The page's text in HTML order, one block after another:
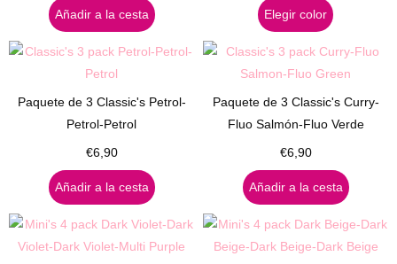
Añadir a la cesta Elegir color
Paquete de 3 Classic's Petrol-
Petrol-Petrol
€6,90
Añadir a la cesta
Paquete de 3 Classic's Curry-
Fluo Salmón-Fluo Verde
€6,90
Añadir a la cesta